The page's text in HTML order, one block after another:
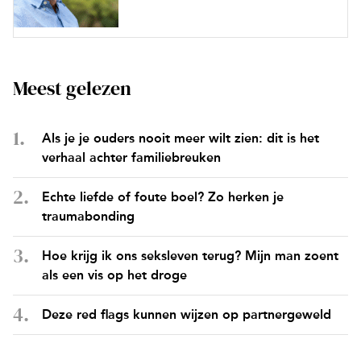
Meest gelezen
Als je je ouders nooit meer wilt zien: dit is het
verhaal achter familiebreuken
Echte liefde of foute boel? Zo herken je
traumabonding
Hoe krijg ik ons seksleven terug? Mijn man zoent
als een vis op het droge
Deze red flags kunnen wijzen op partnergeweld